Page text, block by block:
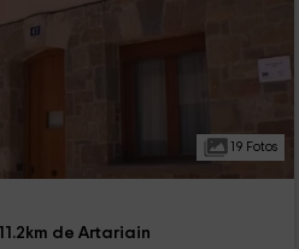
19 Fotos
de Artariain